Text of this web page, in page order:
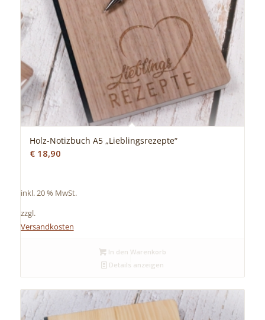
Holz-Notizbuch A5 „Lieblingsrezepte“
€18,90
inkl. 20 % MwSt.
zzgl.
Versandkosten
In den Warenkorb
Details anzeigen